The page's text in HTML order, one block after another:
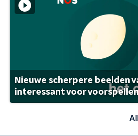
Nieuwe scherpere beelden
interessant voor